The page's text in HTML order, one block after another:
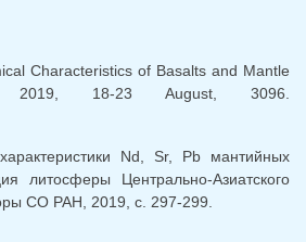
Characteristics of Basalts and Mantle
2019, 18-23 August, 3096.
Nd, Sr, Pb мантийных
литосферы Центрально-Азиатского
СО РАН, 2019, с. 297-299.